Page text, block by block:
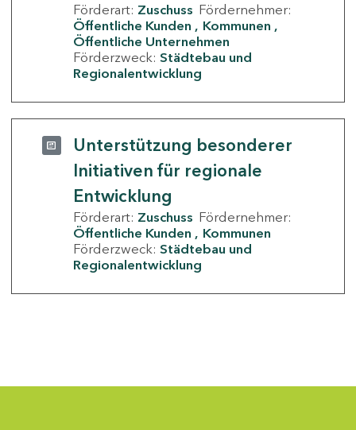
Förderart: Zuschuss Fördernehmer:
Öffentliche Kunden
Kommunen
Öffentliche Unternehmen
Förderzweck: Städtebau und
Regionalentwicklung
Unterstützung besonderer
Initiativen für regionale
Entwicklung
Förderart: Zuschuss Fördernehmer:
Öffentliche Kunden
Kommunen
Förderzweck: Städtebau und
Regionalentwicklung